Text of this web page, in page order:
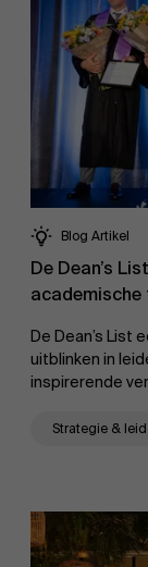
Blog Artikel
De Dean’s
De Dean’s
uitblinken in
inspirerende
Strategie &